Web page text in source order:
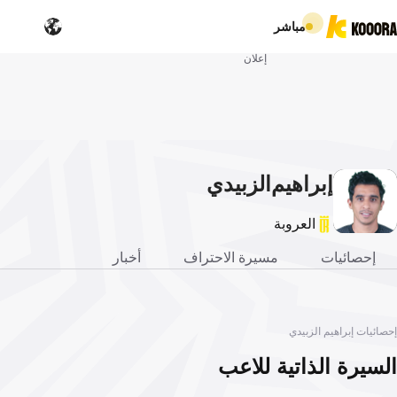
مباشر
إعلان
إبراهيم الزبيدي
العروبة
إحصائيات مسيرة الاحتراف أخبار
إحصائيات إبراهيم الزبيدي
السيرة الذاتية للاعب